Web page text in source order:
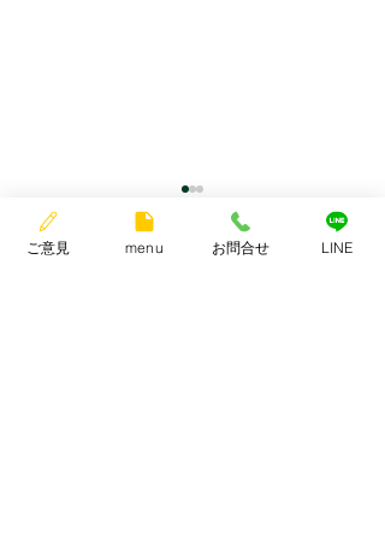
きたおか独り言 18
ご意見 menu お問合せ LINE